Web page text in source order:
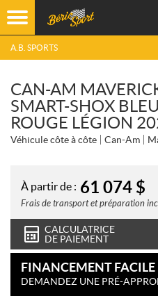
A.B. SPORTS
CAN-AM
SMART-SHOX
ROUGE LÉGION
Véhicule côte à côte Can-Am
À partir de : 61 074 $
Frais de transport et préparation
CALCULATRICE
DE PAIEMENT
FINANCEMENT FACILE
DEMANDEZ UNE PRÉ-